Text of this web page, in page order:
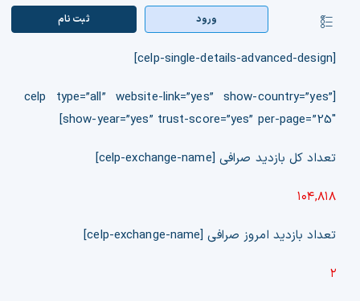
content
کنترلر
صفحه‌بندی
صفحه اصلی
بازار ارزها
ورود ثبت‌ نام
[celp-single-details-advanced-design]
[celp type=”all” website-link=”yes” show-country=”yes”
show-year=”yes” trust-score=”yes” per-page=”25″]
تعداد کل بازدید صرافی [celp-exchange-name]
۱۰۴,۸۱۸
تعداد بازدید امروز صرافی [celp-exchange-name]
۲